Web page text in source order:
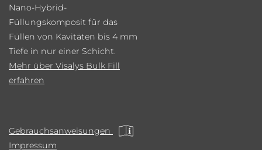
Nano-Hybrid-
Füllungskomposit für das
Füllen von Kavitäten bis 4 mm
Tiefe in nur einer Schicht.
Mehr über Visalys Bulk Fill
erfahren
Gebrauchsanweisungen
Impressum